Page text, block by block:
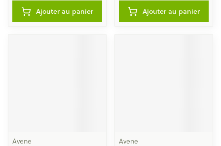
Ajouter au panier Ajouter au panier
Avene Avene